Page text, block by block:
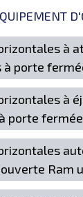
à
à porte
à
porte fermée
Ram